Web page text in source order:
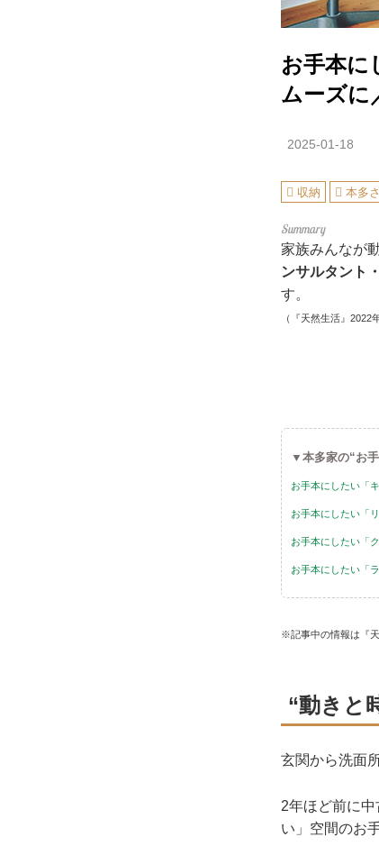
お手本に
ムーズに
2025-01-18
収納 本多
家族みんなが
ンサルタント
す。
（『天然生活』2022
▼本多家の“お
お手本にしたい「
お手本にしたい「
お手本にしたい「
お手本にしたい「
※記事中の情報は『
“動きと
玄関から洗面
2年ほど前に
い」空間のお